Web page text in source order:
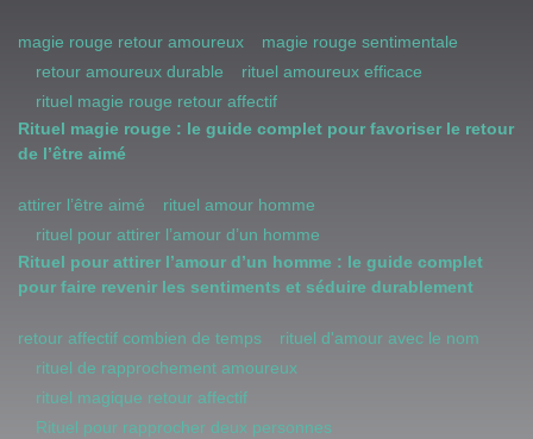
magie rouge retour amoureux
magie rouge sentimentale
retour amoureux durable
rituel amoureux efficace
rituel magie rouge retour affectif
Rituel magie rouge : le guide complet pour favoriser le retour
de l’être aimé
attirer l’être aimé
rituel amour homme
rituel pour attirer l’amour d’un homme
Rituel pour attirer l’amour d’un homme : le guide complet
pour faire revenir les sentiments et séduire durablement
retour affectif combien de temps
rituel d'amour avec le nom
rituel de rapprochement amoureux
rituel magique retour affectif
Rituel pour rapprocher deux personnes